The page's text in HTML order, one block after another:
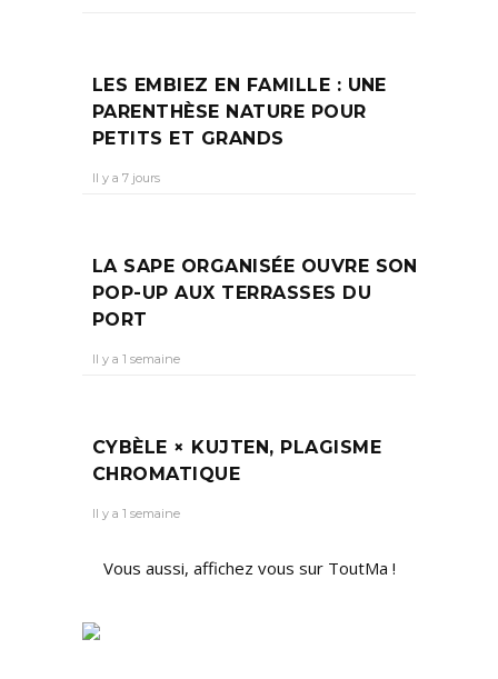
LES EMBIEZ EN FAMILLE : UNE
PARENTHÈSE NATURE POUR
PETITS ET GRANDS
Il y a 7 jours
LA SAPE ORGANISÉE OUVRE SON
POP-UP AUX TERRASSES DU
PORT
Il y a 1 semaine
CYBÈLE × KUJTEN, PLAGISME
CHROMATIQUE
Il y a 1 semaine
Vous aussi, affichez vous sur ToutMa !